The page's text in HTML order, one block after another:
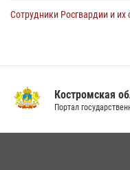
Cотрудники Росгвардии и
вневедомственную охрану
14 июля 2026, 07:40
Костромская
Портал